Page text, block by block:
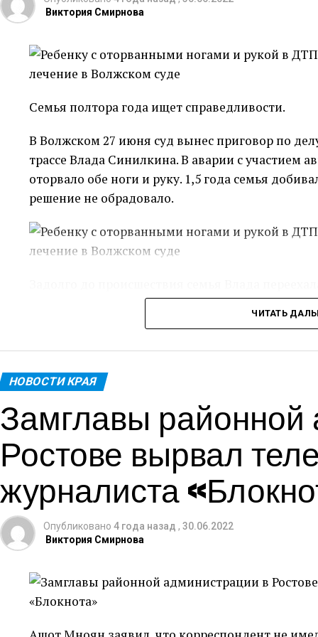
договорённости.
Президент Беларуси получил от Самарской
которая является одним из главных символов
пластинку с 7-й симфонией Шостаковича. Это
в Куйбышеве (прежнее название Самары) в
Дмитрий Шостакович находился во время
Виктория Смирнова
Семья полтора года ищет справедливости.
В Волжском 27 июня суд вынес приговор по
трассе Влада Синилкина. В аварии с участием
оторвало обе ноги и руку. 1,5 года семья
решение не обрадовало.
заседание Татьяна Степанова, мама
авария, Влад вместе с отчимом ехали в
Авария случилась 10 декабря 2020 года. С тех
многочисленные операции, реабилитацию, а
результате ДТП Владу оторвало обе ноги и
буквально зажало конечности. До момента
согреть ребенка и хоть как-то успокоить. С
изменилась.
находился в реанимации в крайне тяжелом
поправку. Ребенок вместе с мамой провел 4
ЧИТАТЬ
НОВОСТИ КРАЯ
Замглавы районной
Ростове вырвал
журналиста
Опубликовано 4 года назад , 30.06.2022
Виктория Смирнова